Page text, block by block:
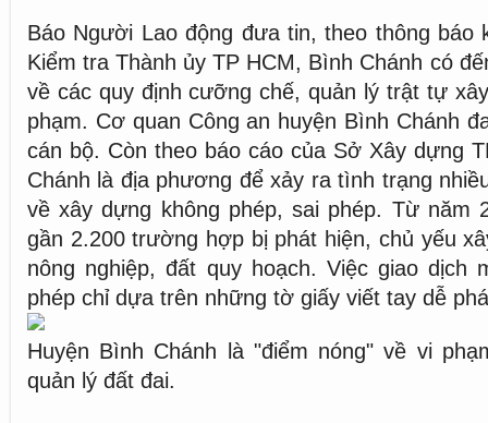
Báo Người Lao động đưa tin, theo thông báo
Kiểm tra Thành ủy TP HCM, Bình Chánh có
về các quy định cưỡng chế, quản lý trật tự
phạm. Cơ quan Công an huyện Bình Chánh
cán bộ. Còn theo báo cáo của Sở Xây dựng
Chánh là địa phương để xảy ra tình trạng
về xây dựng không phép, sai phép. Từ năm
gần 2.200 trường hợp bị phát hiện, chủ yếu
nông nghiệp, đất quy hoạch. Việc giao dịch
phép chỉ dựa trên những tờ giấy viết tay dễ
Huyện Bình Chánh là "điểm nóng" về vi
quản lý đất đai.